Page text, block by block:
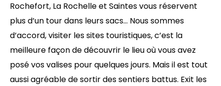
Rochefort, La Rochelle et Saintes vous réservent
plus d’un tour dans leurs sacs… Nous sommes
d’accord, visiter les sites touristiques, c’est la
meilleure façon de découvrir le lieu où vous avez
posé vos valises pour quelques jours. Mais il est tout
aussi agréable de sortir des sentiers battus. Exit les